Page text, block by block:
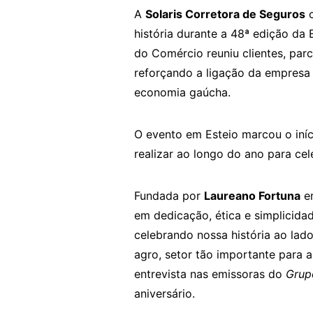
A Solaris Corretora de Seguros
história durante a 48ª edição da
do Comércio reuniu clientes,
reforçando a ligação da
economia gaúcha.
O evento em Esteio marcou o
realizar ao longo do ano para
Fundada por Laureano Fortuna
em dedicação, ética e
celebrando nossa história ao
agro, setor tão importante para
entrevista nas emissoras do
aniversário.